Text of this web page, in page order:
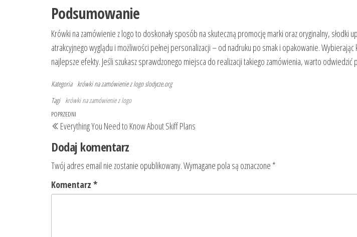
Podsumowanie
Krówki na zamówienie z logo to doskonały sposób na skuteczną promocję marki oraz oryginalny,
atrakcyjnego wyglądu i możliwości pełnej personalizacji – od nadruku po smak i opakowanie.
najlepsze efekty. Jeśli szukasz sprawdzonego miejsca do realizacji takiego zamówienia, warto odwiedzić
Kategoria krówki na zamówienie z logoslodycze.org
Tagi krówki na zamówienie z logo
Nawigacja
wpisu
Poprzedni
wpis
POPRZEDNI
Everything You Need to Know About Skiff Plans
Dodaj komentarz
Twój adres email nie zostanie opublikowany.Wymagane pola są oznaczone *
Komentarz *